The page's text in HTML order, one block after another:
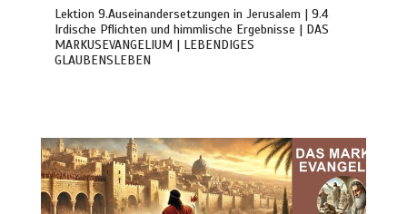
Lektion 9.Auseinandersetzungen in Jerusalem | 9.4
Irdische Pflichten und himmlische Ergebnisse | DAS
MARKUSEVANGELIUM | LEBENDIGES
GLAUBENSLEBEN